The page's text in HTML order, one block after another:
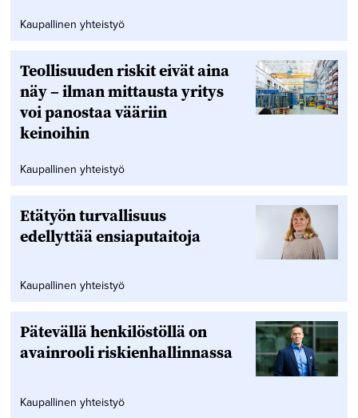
Kaupallinen yhteistyö
Teollisuuden riskit eivät aina
näy – ilman mittausta yritys
voi panostaa vääriin
keinoihin
Kaupallinen yhteistyö
Etätyön turvallisuus
edellyttää ensiaputaitoja
Kaupallinen yhteistyö
Pätevällä henkilöstöllä on
avainrooli riskienhallinnassa
Kaupallinen yhteistyö